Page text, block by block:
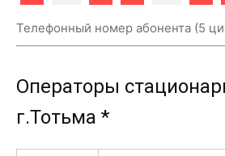
Телефонный номер абонента (5
Операторы
г.Тотьма *